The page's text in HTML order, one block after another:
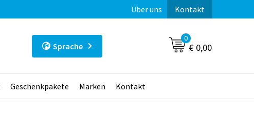
Über uns Kontakt
Sprache
0
€ 0,00
Geschenkpakete Marken Kontakt